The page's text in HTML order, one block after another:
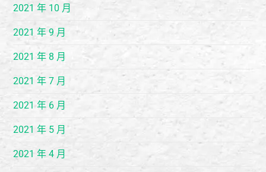
2021 年 10 月
2021 年 9 月
2021 年 8 月
2021 年 7 月
2021 年 6 月
2021 年 5 月
2021 年 4 月